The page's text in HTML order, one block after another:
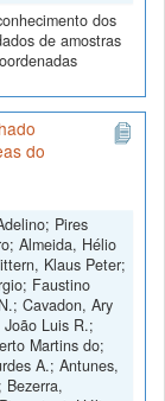
dos
de amostras
do
Pires
Almeida, Hélio
Klaus Peter;
Faustino
Cavadon, Ary
Luis R.;
Martins do;
A.; Antunes,
Bezerra,